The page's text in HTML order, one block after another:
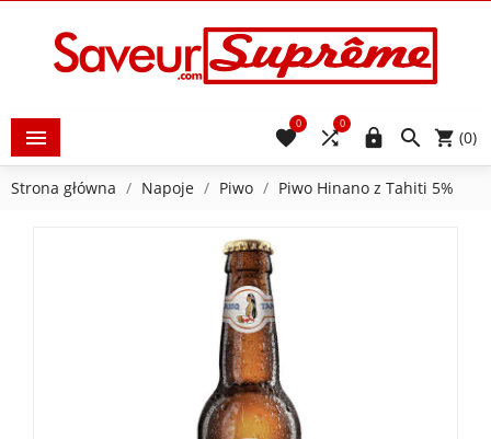
  (0)


0

0
Strona główna Napoje Piwo Piwo Hinano z Tahiti 5%